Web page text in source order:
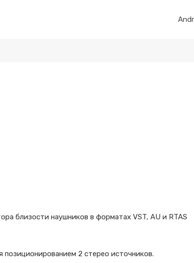
близости наушников в форматах VST, AU и RTAS
позиционированием 2 стерео источников.